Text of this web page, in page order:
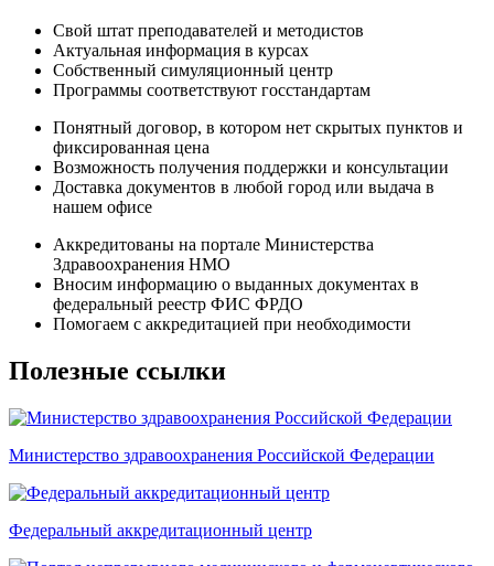
Свой штат преподавателей и методистов
Актуальная информация в курсах
Собственный симуляционный центр
Программы соответствуют госстандартам
Понятный договор, в котором нет скрытых пунктов и
фиксированная цена
Возможность получения поддержки и консультации
Доставка документов в любой город или выдача в
нашем офисе
Аккредитованы на портале Министерства
Здравоохранения НМО
Вносим информацию о выданных документах в
федеральный реестр ФИС ФРДО
Помогаем с аккредитацией при необходимости
Полезные ссылки
Министерство здравоохранения Российской Федерации
Федеральный аккредитационный центр